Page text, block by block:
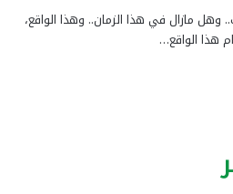
مازال في هذا الزمان.. وهذا الواقع،
هذا الواقع…